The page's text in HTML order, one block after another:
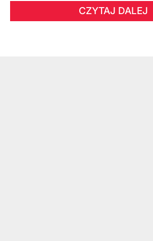
CZYTAJ DALEJ